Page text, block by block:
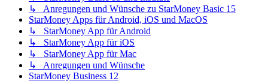
↳ Anregungen und Wünsche zu StarMoney Basic 15
StarMoney Apps für Android, iOS und MacOS
↳ StarMoney App für Android
↳ StarMoney App für iOS
↳ StarMoney App für Mac
↳ Anregungen und Wünsche
StarMoney Business 12